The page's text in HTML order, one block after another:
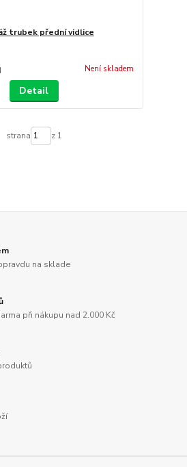
trubek přední vidlice
Není skladem
Detail
strana z 1
na sklade
při nákupu nad 2.000 Kč